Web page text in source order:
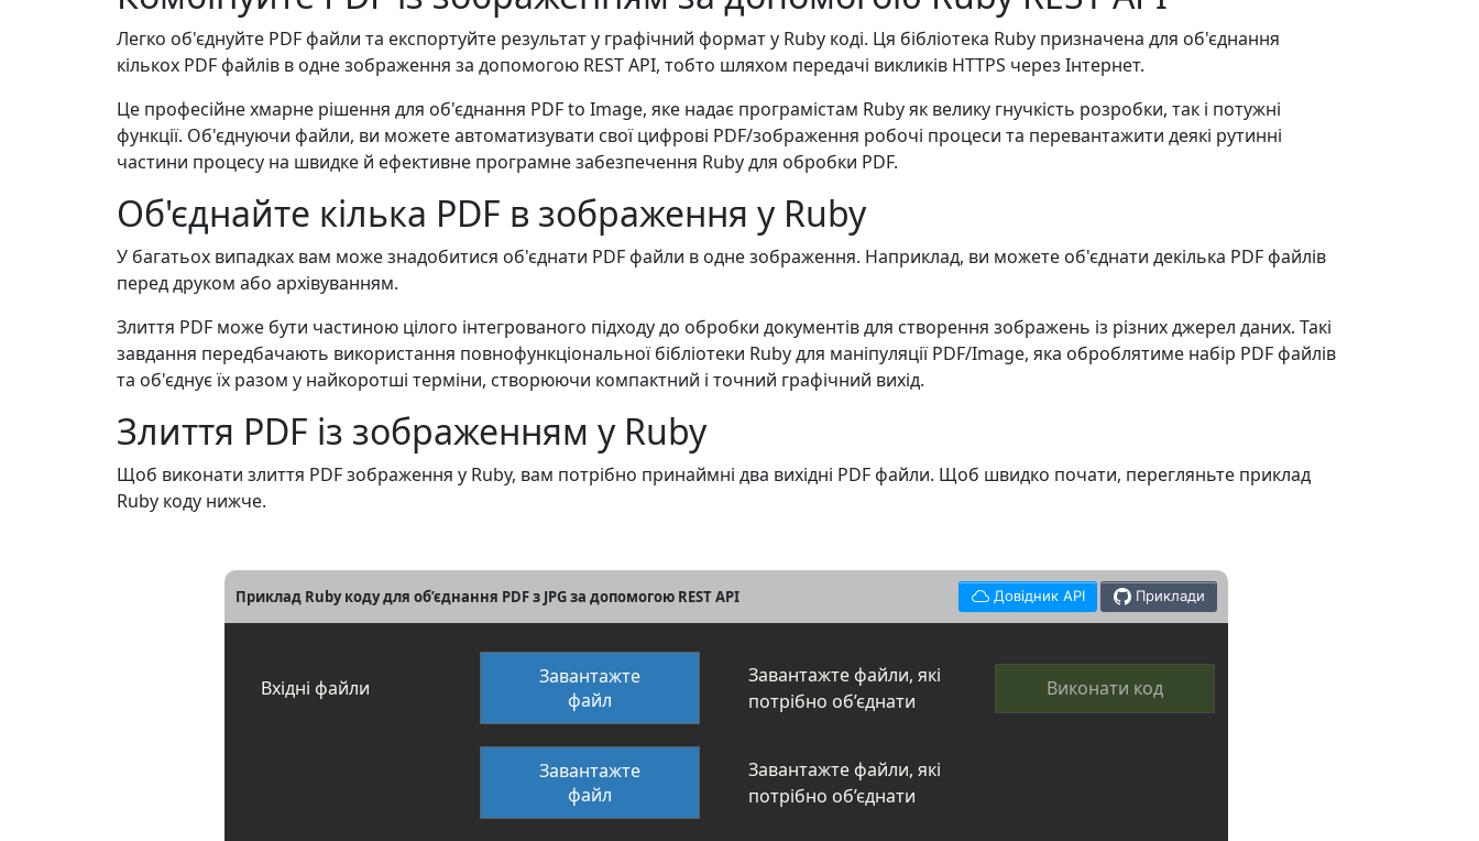
Легко об'єднуйте PDF файли та експортуйте результат у графічний формат у Ruby коді. Ця бібліотека Ruby призначена для об'єднання
кількох PDF файлів в одне зображення за допомогою REST API, тобто шляхом передачі викликів HTTPS через Інтернет.
Це професійне хмарне рішення для об'єднання PDF to Image, яке надає програмістам Ruby як велику гнучкість розробки, так і потужні
функції. Об'єднуючи файли, ви можете автоматизувати свої цифрові PDF/зображення робочі процеси та перевантажити деякі рутинні
частини процесу на швидке й ефективне програмне забезпечення Ruby для обробки PDF.
Об'єднайте кілька PDF в зображення у Ruby
У багатьох випадках вам може знадобитися об'єднати PDF файли в одне зображення. Наприклад, ви можете об'єднати декілька PDF файлів
перед друком або архівуванням.
Злиття PDF може бути частиною цілого інтегрованого підходу до обробки документів для створення зображень із різних джерел даних. Такі
завдання передбачають використання повнофункціональної бібліотеки Ruby для маніпуляції PDF/Image, яка оброблятиме набір PDF файлів
та об'єднує їх разом у найкоротші терміни, створюючи компактний і точний графічний вихід.
Злиття PDF із зображенням у Ruby
Щоб виконати злиття PDF зображення у Ruby, вам потрібно принаймні два вихідні PDF файли. Щоб швидко почати, перегляньте приклад
Ruby коду нижче.
Приклад Ruby коду для об’єднання PDF з JPG за допомогою REST API Довідник API Приклади
Вхідні файли
Завантажте
файл
Завантажте файли, які
потрібно об’єднати
Виконати код
Завантажте
файл
Завантажте файли, які
потрібно об’єднати